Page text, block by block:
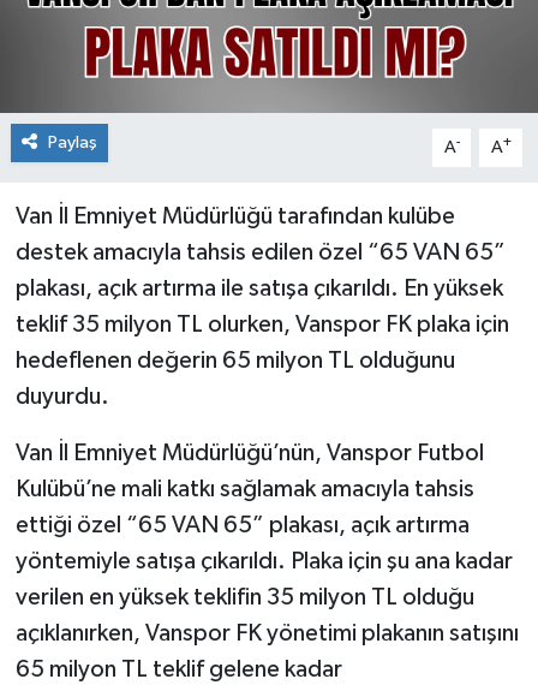
Paylaş A- A+
Van İl Emniyet Müdürlüğü tarafından kulübe
destek amacıyla tahsis edilen özel “65 VAN 65”
plakası, açık artırma ile satışa çıkarıldı. En yüksek
teklif 35 milyon TL olurken, Vanspor FK plaka için
hedeflenen değerin 65 milyon TL olduğunu
duyurdu.
Van İl Emniyet Müdürlüğü’nün, Vanspor Futbol
Kulübü’ne mali katkı sağlamak amacıyla tahsis
ettiği özel “65 VAN 65” plakası, açık artırma
yöntemiyle satışa çıkarıldı. Plaka için şu ana kadar
verilen en yüksek teklifin 35 milyon TL olduğu
açıklanırken, Vanspor FK yönetimi plakanın satışını
65 milyon TL teklif gelene kadar